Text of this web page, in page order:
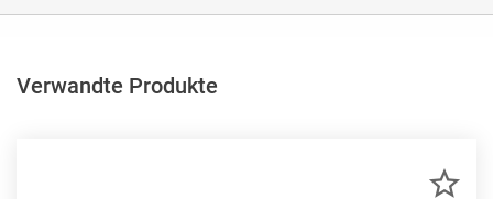
Verwandte Produkte